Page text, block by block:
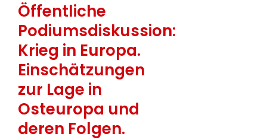
Öffentliche
Podiumsdiskussion:
Krieg in Europa.
Einschätzungen
zur Lage in
Osteuropa und
deren Folgen.